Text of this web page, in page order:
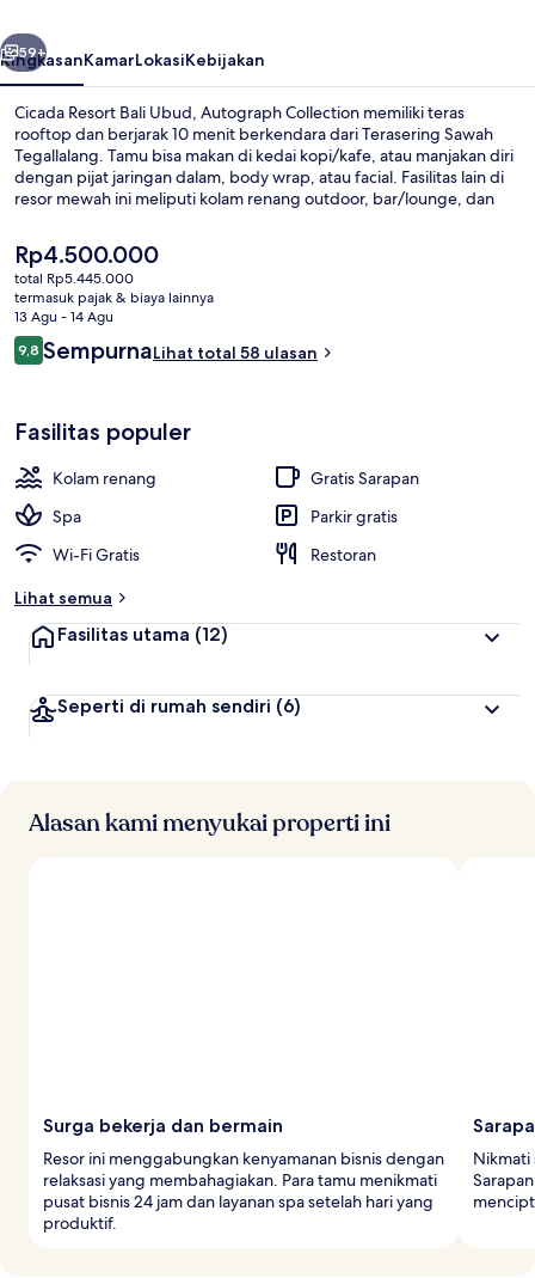
Collection
Berikutnya
59+
RingkasanKamarLokasiKebijakan
Cicada Resort Bali Ubud, Autograph Collection memiliki teras
rooftop dan berjarak 10 menit berkendara dari Terasering Sawah
Tegallalang. Tamu bisa makan di kedai kopi/kafe, atau manjakan diri
dengan pijat jaringan dalam, body wrap, atau facial. Fasilitas lain di
resor mewah ini meliputi kolam renang outdoor, bar/lounge, dan
Harga
saat
ini
Rp4.500.000
Rp4.500.000
total Rp5.445.000
termasuk pajak & biaya lainnya
13 Agu - 14 Agu
Ulasan
9,89,8 dari 10
SempurnaLihat total 58 ulasan
Fasilitas populer
Kolam renang
Gratis Sarapan
Spa
Parkir gratis
Wi-Fi Gratis
Restoran
Lihat semua
Fasilitas utama (12)
Seperti di rumah sendiri (6)
Alasan kami menyukai properti ini
Surga bekerja dan bermain
Resor ini menggabungkan kenyamanan bisnis dengan
relaksasi yang membahagiakan. Para tamu menikmati
pusat bisnis 24 jam dan layanan spa setelah hari yang
produktif.
Nikmati